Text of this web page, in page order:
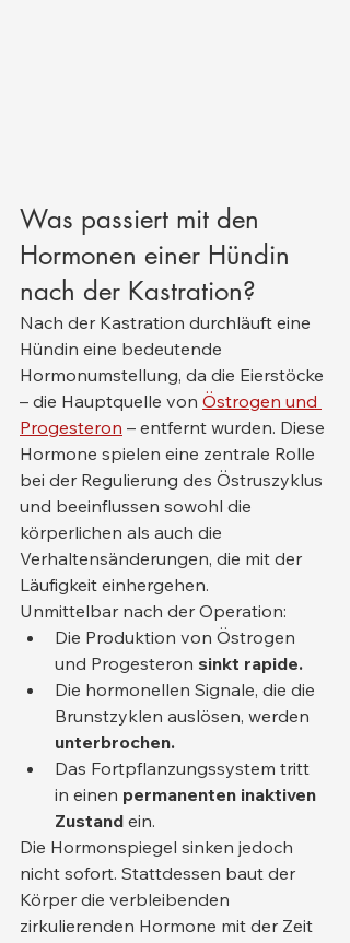
Was passiert mit den
Hormonen einer Hündin
nach der Kastration?
Nach der Kastration durchläuft eine
Hündin eine bedeutende
Hormonumstellung, da die Eierstöcke
– die Hauptquelle von Östrogen und
Progesteron – entfernt wurden. Diese
Hormone spielen eine zentrale Rolle
bei der Regulierung des Östruszyklus
und beeinflussen sowohl die
körperlichen als auch die
Verhaltensänderungen, die mit der
Läufigkeit einhergehen.
Unmittelbar nach der Operation:
Die Produktion von Östrogen
und Progesteron sinkt rapide.
Die hormonellen Signale, die die
Brunstzyklen auslösen, werden
unterbrochen.
Das Fortpflanzungssystem tritt
in einen permanenten inaktiven
Zustand ein.
Die Hormonspiegel sinken jedoch
nicht sofort. Stattdessen baut der
Körper die verbleibenden
zirkulierenden Hormone mit der Zeit